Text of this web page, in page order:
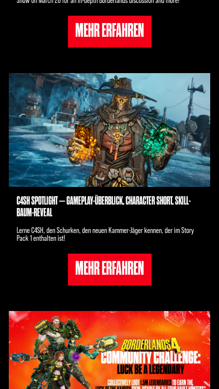
MEHR ERFAHREN
C4SH SPOTLIGHT – GAMEPLAY-ÜBERBLICK, CHARACTER SHORT, SKILL-
BAUM-REVEAL
Lerne C4SH, den Schurken, den neuen Kammer-Jäger kennen, der im Story
Pack 1 enthalten ist!
MEHR ERFAHREN